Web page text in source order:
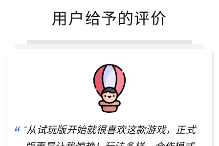
用户给予的评价
“从试玩版开始就很喜欢这款游戏，正式